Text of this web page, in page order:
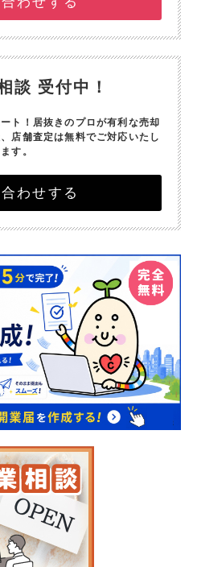
談 受付中！
ト！ 居抜きのプロが有利な売却
店舗査定は無料でご対応いたし
ます。
わせする